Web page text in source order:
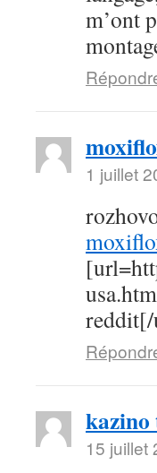
m’ont
1 juillet
reddit[/
15 juillet